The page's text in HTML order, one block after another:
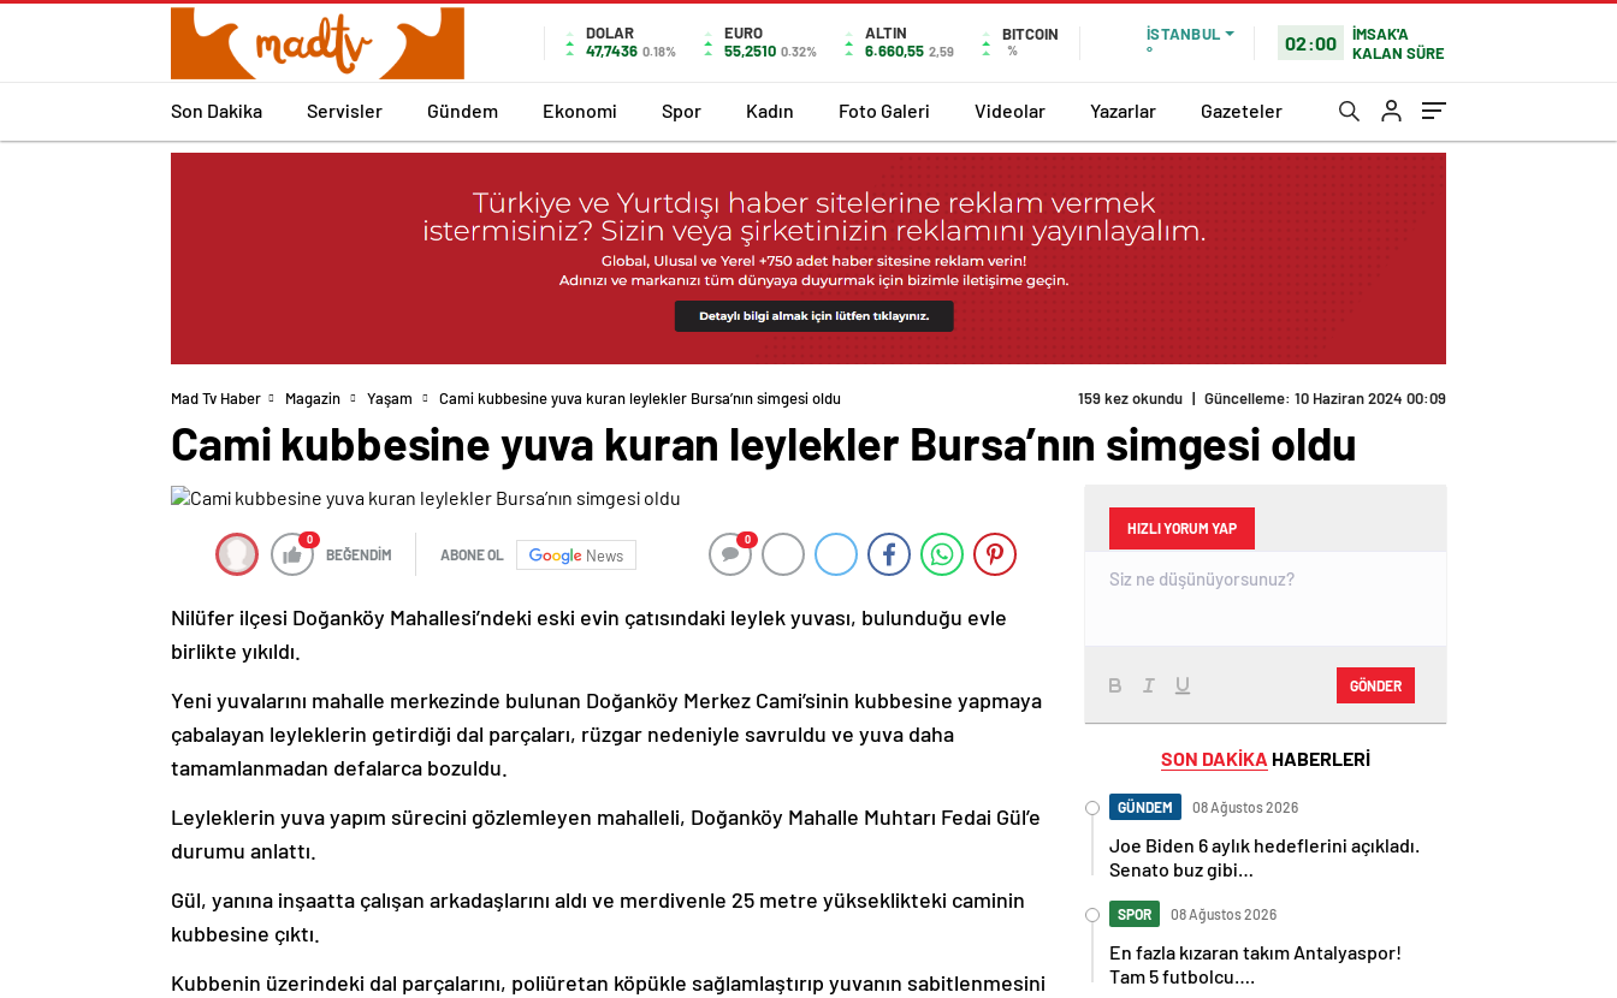
DOLAR
47,7436 0.18%
EURO
55,2510 0.32%
ALTIN
6.660,55 2,59
BITCOIN
%
İSTANBUL
°
02:00
İMSAK'A
KALAN SÜRE
Son Dakika Servisler Gündem Ekonomi Spor Kadın Foto Galeri Videolar Yazarlar Gazeteler
Mad Tv Haber Magazin Yaşam Cami kubbesine yuva kuran leylekler Bursa’nın simgesi oldu 159 kez okundu | Güncelleme: 10 Haziran 2024 00:09
Cami kubbesine yuva kuran leylekler Bursa’nın simgesi oldu
0
BEĞENDİM ABONE OL News
0
Nilüfer ilçesi Doğanköy Mahallesi’ndeki eski evin çatısındaki leylek yuvası, bulunduğu evle
birlikte yıkıldı.
Yeni yuvalarını mahalle merkezinde bulunan Doğanköy Merkez Cami’sinin kubbesine yapmaya
çabalayan leyleklerin getirdiği dal parçaları, rüzgar nedeniyle savruldu ve yuva daha
tamamlanmadan defalarca bozuldu.
Leyleklerin yuva yapım sürecini gözlemleyen mahalleli, Doğanköy Mahalle Muhtarı Fedai Gül’e
durumu anlattı.
Gül, yanına inşaatta çalışan arkadaşlarını aldı ve merdivenle 25 metre yükseklikteki caminin
kubbesine çıktı.
Kubbenin üzerindeki dal parçalarını, poliüretan köpükle sağlamlaştırıp yuvanın sabitlenmesini
HIZLI YORUM YAP
GÖNDER
SON DAKİKA HABERLERİ
GÜNDEM 08 Ağustos 2026
Joe Biden 6 aylık hedeflerini açıkladı.
Senato buz gibi…
SPOR 08 Ağustos 2026
En fazla kızaran takım Antalyaspor!
Tam 5 futbolcu….